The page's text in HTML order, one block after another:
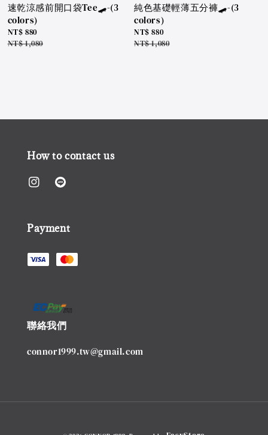
速乾涼感前開口袋Tee🛹-(3
colors)
Sale
price
NT$ 880
Regular
NT$ 1,080
純色基礎輕薄五分褲🛹-(3
colors)
Sale
price
NT$ 880
Regular
NT$ 1,080
How to contact us
Payment
聯絡我們
connor1999.tw@gmail.com